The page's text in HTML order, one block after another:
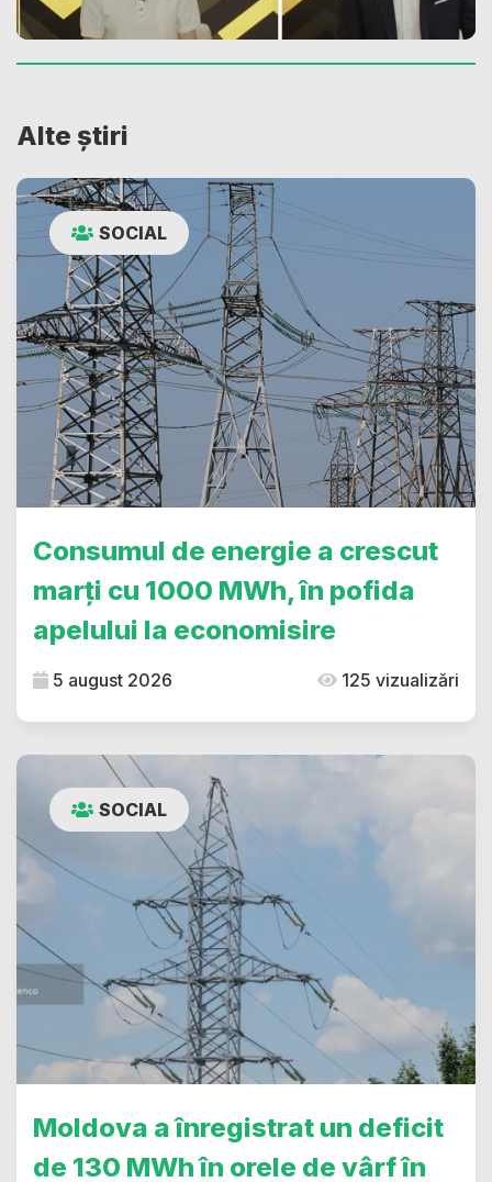
Alte știri
SOCIAL
Consumul de energie a crescut
marți cu 1000 MWh, în pofida
apelului la economisire
5 august 2026 125 vizualizări
SOCIAL
Moldova a înregistrat un deficit
de 130 MWh în orele de vârf în